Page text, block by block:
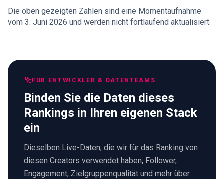
Die oben gezeigten Zahlen sind eine Momentaufnahme
vom 3. Juni 2026 und werden nicht fortlaufend aktualisiert.
FÜR ENTWICKLER & DATENTEAMS
Binden Sie die Daten dieses
Rankings in Ihren eigenen Stack
ein
Dieselben Live-Daten, die wir für das Ranking von
diesen Creators verwendet haben, Follower,
Engagement, Zielgruppenqualität und mehr über